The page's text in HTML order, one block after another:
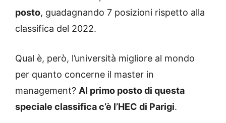
posto, guadagnando 7 posizioni rispetto alla
classifica del 2022.
Qual è, però, l’università migliore al mondo
per quanto concerne il master in
management? Al primo posto di questa
speciale classifica c’è l’HEC di Parigi.